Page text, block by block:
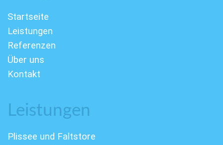
Startseite
Leistungen
Referenzen
Über uns
Kontakt
Leistungen
Plissee und Faltstore